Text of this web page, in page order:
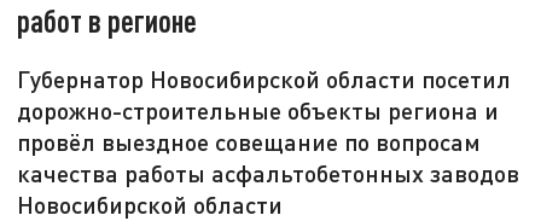
работ в регионе
Губернатор Новосибирской области посетил
дорожно-строительные объекты региона и
провёл выездное совещание по вопросам
качества работы асфальтобетонных заводов
Новосибирской области